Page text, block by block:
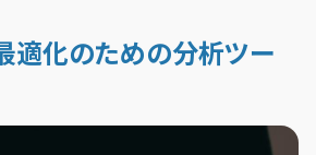
適化のための分析ツー